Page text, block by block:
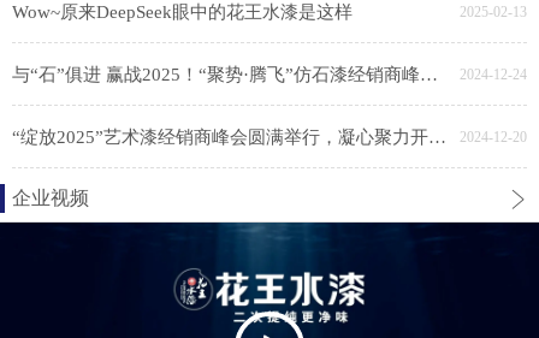
Wow~原来DeepSeek眼中的花王水漆是这样 2025-02-13
与“石”俱进 赢战2025！“聚势·腾飞”仿石漆经销商峰会胜利召开 2024-12-24
“绽放2025”艺术漆经销商峰会圆满举行，凝心聚力开新局 2024-12-20
企业视频